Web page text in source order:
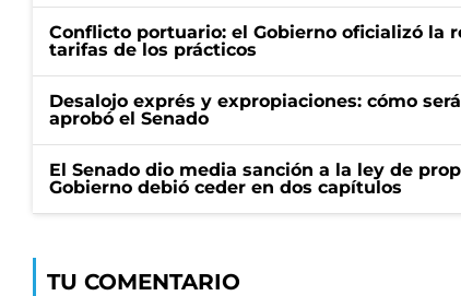
Conflicto portuario: el Gobierno oficializó la
tarifas de los prácticos
Desalojo exprés y expropiaciones: cómo
aprobó el Senado
El Senado dio media sanción a la ley de
Gobierno debió ceder en dos capítulos
TU COMENTARIO